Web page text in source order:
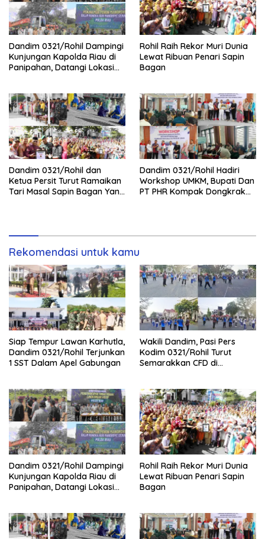
Dandim 0321/Rohil Dampingi
Kunjungan Kapolda Riau di
Panipahan, Datangi Lokasi
Rohil Raih Rekor Muri Dunia
Lewat Ribuan Penari Sapin
Bagan
Dandim 0321/Rohil dan
Ketua Persit Turut Ramaikan
Tari Masal Sapin Bagan Yang
Dandim 0321/Rohil Hadiri
Workshop UMKM, Bupati Dan
PT PHR Kompak Dongkrak
Rekomendasi untuk kamu
Siap Tempur Lawan Karhutla,
Dandim 0321/Rohil Terjunkan
1 SST Dalam Apel Gabungan
Wakili Dandim, Pasi Pers
Kodim 0321/Rohil Turut
Semarakkan CFD di
Dandim 0321/Rohil Dampingi
Kunjungan Kapolda Riau di
Panipahan, Datangi Lokasi
Rohil Raih Rekor Muri Dunia
Lewat Ribuan Penari Sapin
Bagan